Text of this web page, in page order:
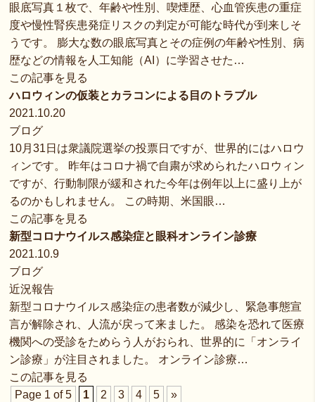
眼底写真１枚で、年齢や性別、喫煙歴、心血管疾患の重症
度や慢性腎疾患発症リスクの判定が可能な時代が到来しそ
うです。 膨大な数の眼底写真とその症例の年齢や性別、病
歴などの情報を人工知能（AI）に学習させた…
この記事を見る
ハロウィンの仮装とカラコンによる目のトラブル
2021.10.20
ブログ
10月31日は衆議院選挙の投票日ですが、世界的にはハロウ
ィンです。 昨年はコロナ禍で自粛が求められたハロウィン
ですが、行動制限が緩和された今年は例年以上に盛り上が
るのかもしれません。 この時期、米国眼…
この記事を見る
新型コロナウイルス感染症と眼科オンライン診療
2021.10.9
ブログ
近況報告
新型コロナウイルス感染症の患者数が減少し、緊急事態宣
言が解除され、人流が戻って来ました。 感染を恐れて医療
機関への受診をためらう人がおられ、世界的に「オンライ
ン診療」が注目されました。 オンライン診療…
この記事を見る
Page 1 of 5
1 2 3 4 5 »